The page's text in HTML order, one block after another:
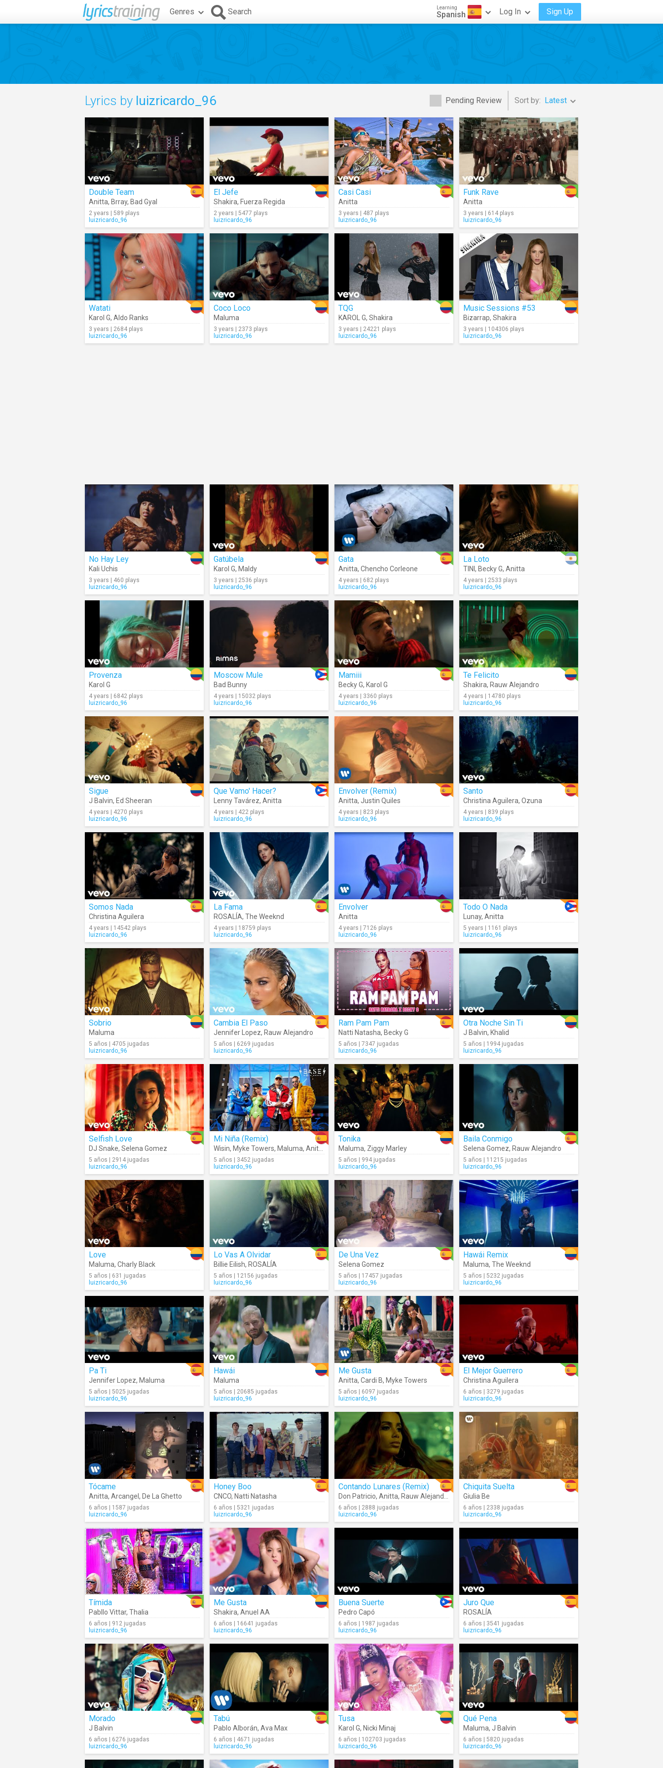
Genres Search Learning
Spanish Log In Sign Up
Pending Review Sort by: Latest
Lyrics by luizricardo_96
Double Team
Anitta, Brray, Bad Gyal
2 years | 589 plays
luizricardo_96
El Jefe
Shakira, Fuerza Regida
2 years | 5477 plays
luizricardo_96
Casi Casi
Anitta
3 years | 487 plays
luizricardo_96
Funk Rave
Anitta
3 years | 614 plays
luizricardo_96
Watati
Karol G, Aldo Ranks
3 years | 2684 plays
luizricardo_96
Coco Loco
Maluma
3 years | 2373 plays
luizricardo_96
TQG
KAROL G, Shakira
3 years | 24221 plays
luizricardo_96
Music Sessions #53
Bizarrap, Shakira
3 years | 104306 plays
luizricardo_96
No Hay Ley
Kali Uchis
3 years | 460 plays
luizricardo_96
Gatúbela
Karol G, Maldy
3 years | 2536 plays
luizricardo_96
Gata
Anitta, Chencho Corleone
4 years | 682 plays
luizricardo_96
La Loto
TINI , Becky G, Anitta
4 years | 2533 plays
luizricardo_96
Provenza
Karol G
4 years | 6842 plays
luizricardo_96
Moscow Mule
Bad Bunny
4 years | 15032 plays
luizricardo_96
Mamiii
Becky G, Karol G
4 years | 3360 plays
luizricardo_96
Te Felicito
Shakira, Rauw Alejandro
4 years | 14780 plays
luizricardo_96
Sigue
J Balvin, Ed Sheeran
4 years | 4270 plays
luizricardo_96
Que Vamo' Hacer?
Lenny Tavárez, Anitta
4 years | 422 plays
luizricardo_96
Envolver (Remix)
Anitta, Justin Quiles
4 years | 823 plays
luizricardo_96
Santo
Christina Aguilera, Ozuna
4 years | 839 plays
luizricardo_96
Somos Nada
Christina Aguilera
4 years | 14542 plays
luizricardo_96
La Fama
ROSALÍA, The Weeknd
4 years | 18759 plays
luizricardo_96
Envolver
Anitta
4 years | 7126 plays
luizricardo_96
Todo O Nada
Lunay, Anitta
5 years | 1161 plays
luizricardo_96
Sobrio
Maluma
5 años | 4705 jugadas
luizricardo_96
Cambia El Paso
Jennifer Lopez, Rauw Alejandro
5 años | 6269 jugadas
luizricardo_96
Ram Pam Pam
Natti Natasha, Becky G
5 años | 7347 jugadas
luizricardo_96
Otra Noche Sin Ti
J Balvin, Khalid
5 años | 1994 jugadas
luizricardo_96
Selfish Love
DJ Snake, Selena Gomez
5 años | 2914 jugadas
luizricardo_96
Mi Niña (Remix)
Wisin, Myke Towers, Maluma, Anitta Los Legendarios
5 años | 3452 jugadas
luizricardo_96
Tonika
Maluma, Ziggy Marley
5 años | 994 jugadas
luizricardo_96
Baila Conmigo
Selena Gomez, Rauw Alejandro
5 años | 11215 jugadas
luizricardo_96
Love
Maluma, Charly Black
5 años | 631 jugadas
luizricardo_96
Lo Vas A Olvidar
Billie Eilish, ROSALÍA
5 años | 12156 jugadas
luizricardo_96
De Una Vez
Selena Gomez
5 años | 17457 jugadas
luizricardo_96
Hawái Remix
Maluma, The Weeknd
5 años | 5232 jugadas
luizricardo_96
Pa Ti
Jennifer Lopez, Maluma
5 años | 5025 jugadas
luizricardo_96
Hawái
Maluma
5 años | 20685 jugadas
luizricardo_96
Me Gusta
Anitta, Cardi B, Myke Towers
5 años | 6097 jugadas
luizricardo_96
El Mejor Guerrero
Christina Aguilera
6 años | 3279 jugadas
luizricardo_96
Tócame
Anitta, Arcangel , De La Ghetto
6 años | 1587 jugadas
luizricardo_96
Honey Boo
CNCO, Natti Natasha
6 años | 5321 jugadas
luizricardo_96
Contando Lunares (Remix)
Don Patricio, Anitta, Rauw Alejandro
6 años | 2888 jugadas
luizricardo_96
Chiquita Suelta
Giulia Be
6 años | 2338 jugadas
luizricardo_96
Tímida
Pabllo Vittar, Thalia
6 años | 912 jugadas
luizricardo_96
Me Gusta
Shakira, Anuel AA
6 años | 16641 jugadas
luizricardo_96
Buena Suerte
Pedro Capó
6 años | 1987 jugadas
luizricardo_96
Juro Que
ROSALÍA
6 años | 3541 jugadas
luizricardo_96
Morado
J Balvin
6 años | 6276 jugadas
luizricardo_96
Tabú
Pablo Alborán, Ava Max
6 años | 4671 jugadas
luizricardo_96
Tusa
Karol G, Nicki Minaj
6 años | 102703 jugadas
luizricardo_96
Qué Pena
Maluma, J Balvin
6 años | 5820 jugadas
luizricardo_96